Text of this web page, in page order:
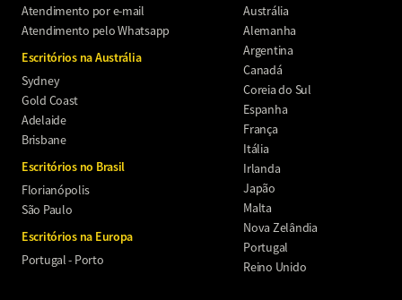
Atendimento por e-mail
Atendimento pelo Whatsapp
Escritórios na Austrália
Sydney
Gold Coast
Adelaide
Brisbane
Escritórios no Brasil
Florianópolis
São Paulo
Escritórios na Europa
Portugal - Porto
Austrália
Alemanha
Argentina
Canadá
Coreia do Sul
Espanha
França
Itália
Irlanda
Japão
Malta
Nova Zelândia
Portugal
Reino Unido